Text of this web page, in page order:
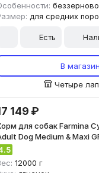
для средних
Есть
В магазин
Четыре
149 ₽
для собак Farmina
Dog Medium & Maxi
с ягненком и
средних и крупных
12000 г